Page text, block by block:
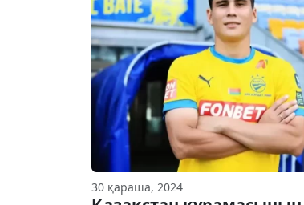
30 қараша, 2024